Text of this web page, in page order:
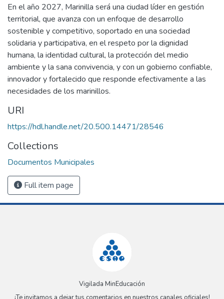
En el año 2027, Marinilla será una ciudad líder en gestión
territorial, que avanza con un enfoque de desarrollo
sostenible y competitivo, soportado en una sociedad
solidaria y participativa, en el respeto por la dignidad
humana, la identidad cultural, la protección del medio
ambiente y la sana convivencia, y con un gobierno confiable,
innovador y fortalecido que responde efectivamente a las
necesidades de los marinillos.
URI
https://hdl.handle.net/20.500.14471/28546
Collections
Documentos Municipales
Full item page
Vigilada MinEducación